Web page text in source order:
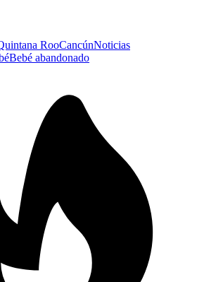
RooCancúnNoticias
Bebé abandonado